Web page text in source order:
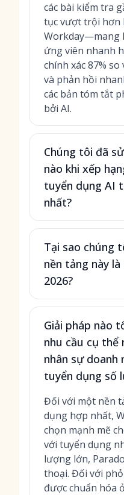
các bài kiểm tra
tục vượt trội hơn
Workday—mang
ứng viên nhanh
chính xác 87%
và phản hồi
các bản tóm tắt
bởi AI.
Chúng tôi đã
nào khi xếp
tuyển dụng AI
nhất?
Tại sao chúng
nền tảng này
2026?
Giải pháp nào
nhu cầu cụ thể
nhân sự doanh
tuyển dụng số
Đối với một nền
dụng hợp nhất,
chọn mạnh mẽ
với tuyển dụng
lượng lớn,
thoại. Đối với
được chuẩn hóa